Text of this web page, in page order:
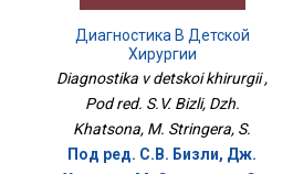
Диагностика В Детской
Хирургии
Diagnostika v detskoi khirurgii ,
Pod red. S.V. Bizli, Dzh.
Khatsona, M. Stringera, S.
Под ред. С.В. Бизли, Дж.